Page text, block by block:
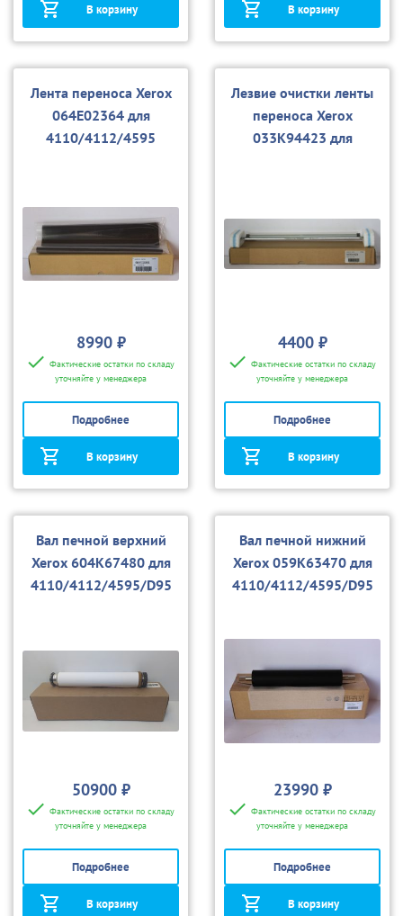
В корзину В корзину
Лента переноса Xerox
064E02364 для
4110/4112/4595
8990 ₽
Фактические остатки по складу
уточняйте у менеджера
Подробнее
В корзину
Лезвие очистки ленты
переноса Xerox
033K94423 для
4400 ₽
Фактические остатки по складу
уточняйте у менеджера
Подробнее
В корзину
Вал печной верхний
Xerox 604K67480 для
4110/4112/4595/D95
50900 ₽
Фактические остатки по складу
уточняйте у менеджера
Подробнее
В корзину
Вал печной нижний
Xerox 059K63470 для
4110/4112/4595/D95
23990 ₽
Фактические остатки по складу
уточняйте у менеджера
Подробнее
В корзину